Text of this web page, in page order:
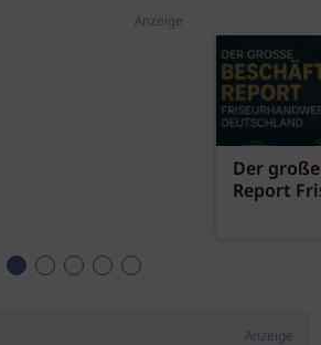
Anzeige
Der
Report
Anzeige